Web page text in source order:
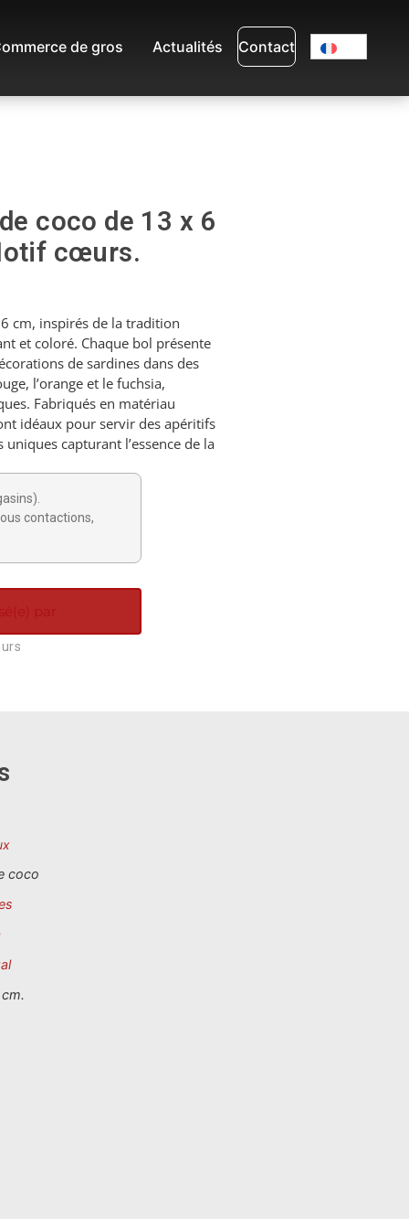
de gros Actualités Contact
coco de 13 x 6
cœurs.
cm, inspirés de la tradition
et coloré. Chaque bol présente
de sardines dans des
l’orange et le fuchsia,
Fabriqués en matériau
idéaux pour servir des apéritifs
capturant l’essence de la
contactions,
par
coco